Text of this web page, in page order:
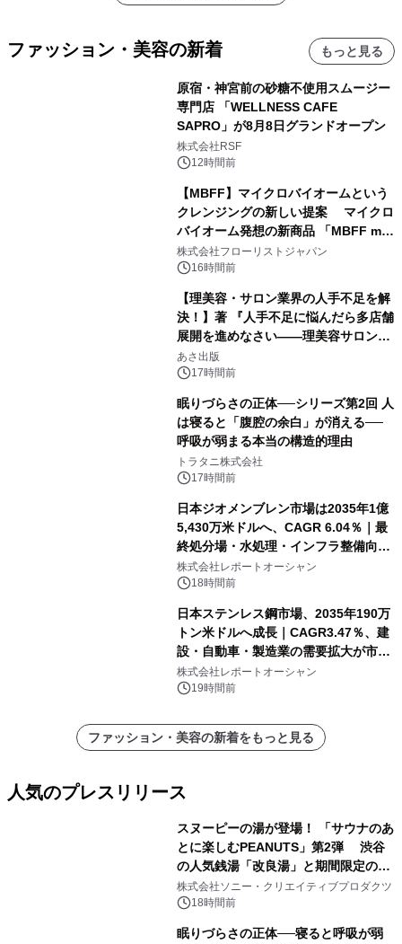
ファッション・美容の新着 もっと見る
原宿・神宮前の砂糖不使用スムージー
専門店 「WELLNESS CAFE
SAPRO」が8月8日グランドオープン
株式会社RSF
12時間前
【MBFF】マイクロバイオームという
クレンジングの新しい提案 マイクロ
バイオーム発想の新商品 「MBFF mb
クレンジングPRO」を2026年8月6日
発売
株式会社フローリストジャパン
16時間前
【理美容・サロン業界の人手不足を解
決！】著 『人手不足に悩んだら多店舗
展開を進めなさい――理美容サロン
「多店舗展開」の教科書』2026年8月
24日（月）発売
あさ出版
17時間前
眠りづらさの正体──シリーズ第2回 人
は寝ると「腹腔の余白」が消える──
呼吸が弱まる本当の構造的理由
トラタニ株式会社
17時間前
日本ジオメンブレン市場は2035年1億
5,430万米ドルへ、CAGR 6.04％｜最
終処分場・水処理・インフラ整備向け
需要拡大
株式会社レポートオーシャン
18時間前
日本ステンレス鋼市場、2035年190万
トン米ドルへ成長｜CAGR3.47％、建
設・自動車・製造業の需要拡大が市場
を牽引
株式会社レポートオーシャン
19時間前
ファッション・美容の新着をもっと見る
人気のプレスリリース
スヌーピーの湯が登場！ 「サウナのあ
とに楽しむPEANUTS」第2弾 渋谷
の人気銭湯「改良湯」と期間限定のコ
ラボレーション サウナイキタイコラ
ボグッズも発売決定！
株式会社ソニー・クリエイティブプロダクツ
18時間前
眠りづらさの正体──寝ると呼吸が弱